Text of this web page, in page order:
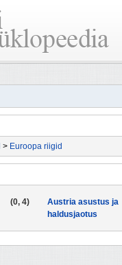
> Euroopa riigid
(0, 4)
Austria asustus ja
haldusjaotus